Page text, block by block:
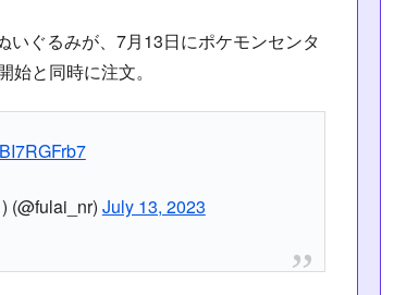
ぐるみが、7月13日にポケモンセンタ
と同時に注文。
(@fulai_nr) July 13, 2023